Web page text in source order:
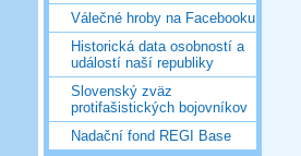
Válečné hroby na Facebooku
Historická data osobností a
událostí naší republiky
Slovenský zväz
protifašistických bojovníkov
Nadační fond REGI Base